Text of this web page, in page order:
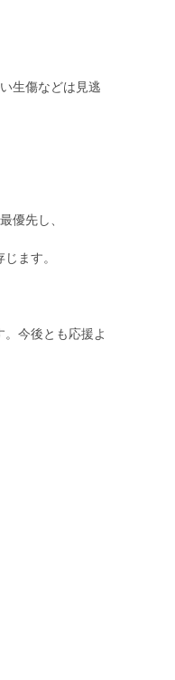
生傷などは見逃
優先し、
ます。
今後とも応援よ